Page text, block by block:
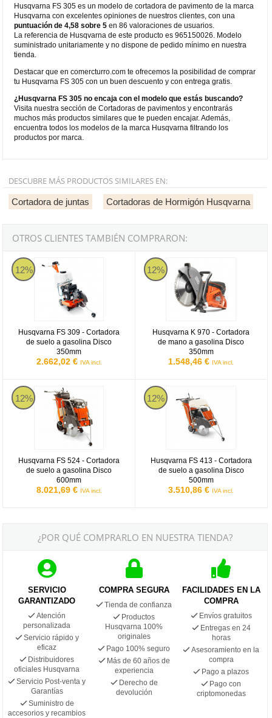
Husqvarna FS 305 es un modelo de cortadora de pavimento de la marca
Husqvarna con excelentes opiniones de nuestros clientes, con una
puntuación de 4,58 sobre 5 en 86 valoraciones de usuarios.
La referencia de Husqvarna de este producto es 965150026. Modelo
suministrado unitariamente y no dispone de pedido mínimo en nuestra
tienda.
Destacar que en comercturro.com te ofrecemos la posibilidad de comprar
tu Husqvarna FS 305 con un buen descuento y con entrega gratis.
¿Husqvarna FS 305 no encaja con el modelo que estás buscando?
Visita nuestra sección de Cortadoras de pavimentos y encontrarás
muchos más productos similares que te pueden encajar. Además,
encuentra todos los modelos de la marca Husqvarna filtrando los
productos por marca.
DESCUBRE MÁS PRODUCTOS SIMILARES EN:
Cortadora de juntas Cortadoras de Hormigón Husqvarna
OTROS CLIENTES TAMBIÉN COMPRARON:
12%
Husqvarna FS 309 - Cortadora
de suelo a gasolina Disco
350mm
2.662,02 € IVA incl.
Husqvarna FS 309
12%
Husqvarna K 970 - Cortadora
de mano a gasolina Disco
350mm
1.548,46 € IVA incl.
Husqvarna K 970
12%
Husqvarna FS 524 - Cortadora
de suelo a gasolina Disco
600mm
8.021,69 € IVA incl.
Husqvarna FS 524
12%
Husqvarna FS 413 - Cortadora
de suelo a gasolina Disco
500mm
3.510,86 € IVA incl.
Husqvarna FS 413
¿POR QUÉ COMPRARLO EN NUESTRA TIENDA?
SERVICIO
GARANTIZADO
Atención
personalizada
Servicio rápido y
eficaz
Distribuidores
oficiales Husqvarna
Servicio Post-venta y
Garantías
Suministro de
accesorios y recambios
COMPRA SEGURA
Tienda de confianza
Productos
Husqvarna 100%
originales
Pago 100% seguro
Más de 60 años de
experiencia
Derecho de
devolución
FACILIDADES EN LA
COMPRA
Envíos gratuitos
Entregas en 24
horas
Asesoramiento en la
compra
Pago a plazos
Pago con
criptomonedas